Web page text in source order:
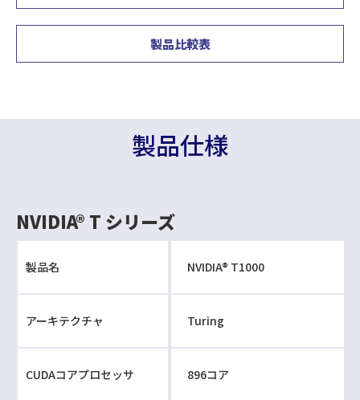
製品比較表
製品仕様
NVIDIA® T シリーズ
製品名 NVIDIA® T1000
アーキテクチャ Turing
CUDAコアプロセッサ 896コア